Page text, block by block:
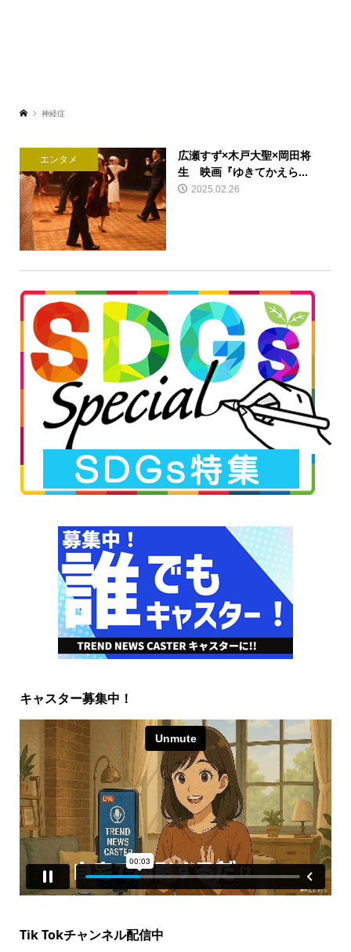
神経症
エンタメ
広瀬すず×木戸大聖×岡田将
生 映画『ゆきてかえら...
2025.02.26
キャスター募集中！
Tik Tokチャンネル配信中